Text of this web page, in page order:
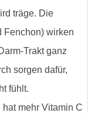
träge. Die
Fenchon) wirken
Trakt ganz
sorgen dafür,
fühlt.
mehr Vitamin C